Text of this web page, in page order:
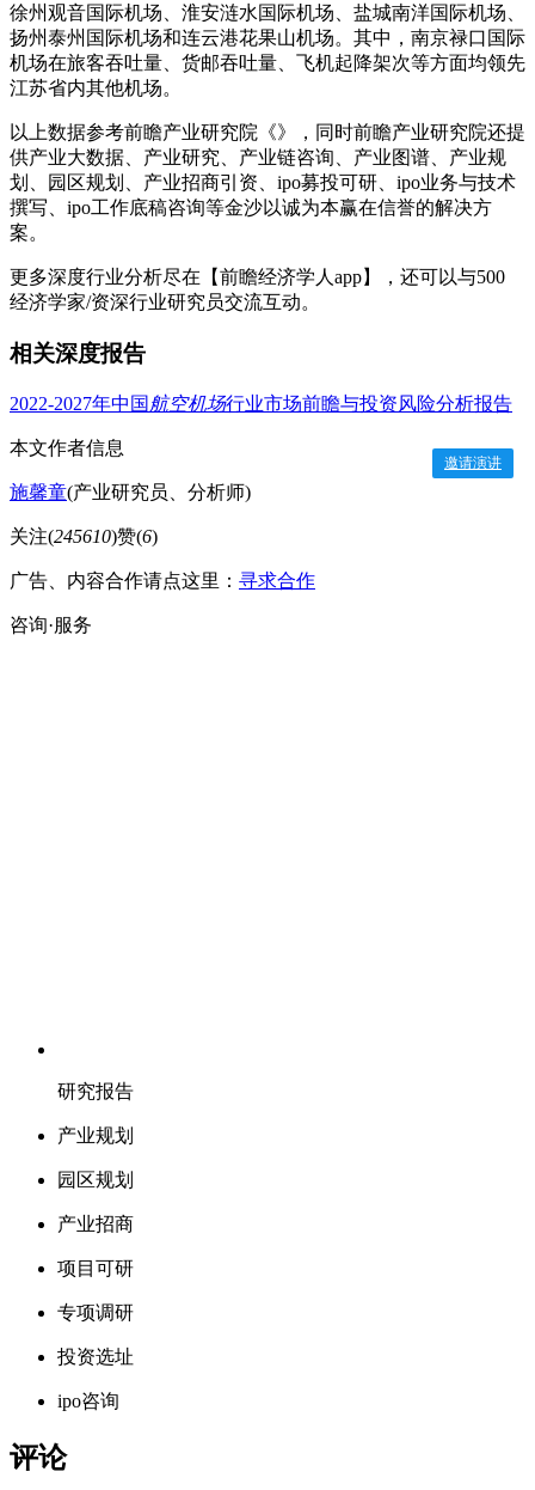
徐州观音国际机场、淮安涟水国际机场、盐城南洋国际机场、
扬州泰州国际机场和连云港花果山机场。其中，南京禄口国际
机场在旅客吞吐量、货邮吞吐量、飞机起降架次等方面均领先
江苏省内其他机场。
以上数据参考前瞻产业研究院《》，同时前瞻产业研究院还提
供产业大数据、产业研究、产业链咨询、产业图谱、产业规
划、园区规划、产业招商引资、ipo募投可研、ipo业务与技术
撰写、ipo工作底稿咨询等金沙以诚为本赢在信誉的解决方
案。
更多深度行业分析尽在【前瞻经济学人app】，还可以与500
经济学家/资深行业研究员交流互动。
相关深度报告
2022-2027年中国 航空机场行业市场前瞻与投资风险分析报告
本文作者信息
施馨童(产业研究员、分析师)
关注(245610)赞(6)
邀请演讲
广告、内容合作请点这里： 寻求合作
咨询·服务
研究报告
产业规划
园区规划
产业招商
项目可研
专项调研
投资选址
ipo咨询
评论